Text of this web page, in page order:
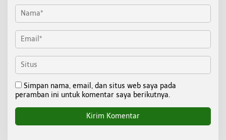
Simpan nama, email, dan situs web saya pada
peramban ini untuk komentar saya berikutnya.